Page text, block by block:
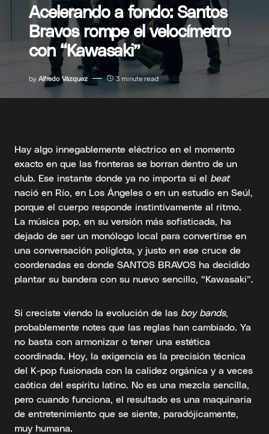
Acelerando a fondo: Santos
Bravos rompe el velocímetro
con “Kawasaki”
by Alfredo Vázquez 3 minute read
Hay algo innegablemente eléctrico en el momento
exacto en que las fronteras se borran dentro de un
club. Ese instante donde ya no importa si el beat
nació en Río, en Los Ángeles o en un estudio en Seúl,
porque el cuerpo responde instintivamente al ritmo.
La música pop, en su versión más sofisticada, ha
dejado de ser un monólogo local para convertirse en
una conversación políglota, y justo en ese cruce de
coordenadas es donde SANTOS BRAVOS ha decidido
plantar su bandera con su nuevo sencillo, “Kawasaki”.
Si creciste viendo la evolución de las boy bands,
probablemente notes que las reglas han cambiado. Ya
no basta con armonizar o tener una estética
coordinada. Hoy, la exigencia es la precisión técnica
del K-pop fusionada con la calidez orgánica y a veces
caótica del espíritu latino. No es una mezcla sencilla,
pero cuando funciona, el resultado es una maquinaria
de entretenimiento que se siente, paradójicamente,
muy humana.